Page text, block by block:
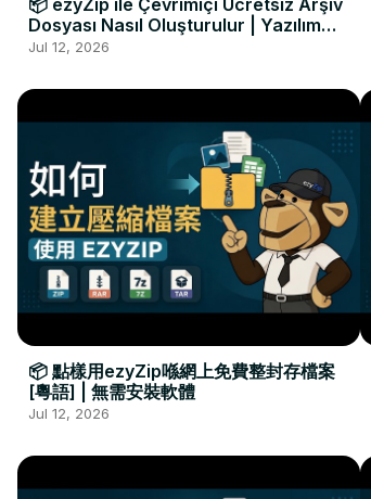
Dosyası Nasıl Oluşturulur | Yazılım
Kurulumu Gerekmez
Jul 12, 2026
📦 點樣用ezyZip喺網上免費整封存檔案
[粵語] | 無需安裝軟體
Jul 12, 2026